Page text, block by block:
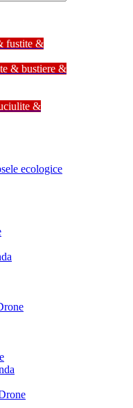
fustite &
& bustiere &
&
ecologice